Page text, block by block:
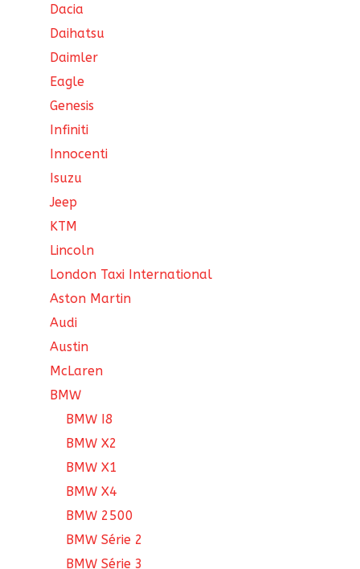
Dacia
Daihatsu
Daimler
Eagle
Genesis
Infiniti
Innocenti
Isuzu
Jeep
KTM
Lincoln
London Taxi International
Aston Martin
Audi
Austin
McLaren
BMW
BMW I8
BMW X2
BMW X1
BMW X4
BMW 2500
BMW Série 2
BMW Série 3